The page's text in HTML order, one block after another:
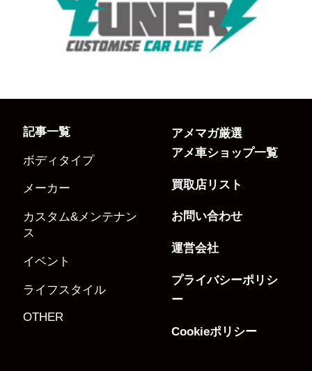
記事一覧
ボディタイプ
メーカー
カスタム&メンテナン
ス
イベント
ライフスタイル
OTHER
アメマガ厳選
アメ車ショップ一覧
買取店リスト
お問い合わせ
運営会社
プライバシーポリシ
ー
Cookieポリシー